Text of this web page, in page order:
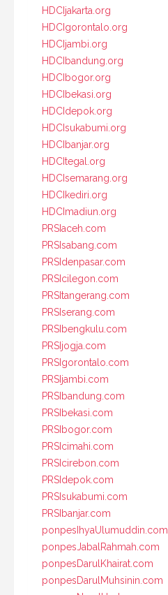
HDCIjakarta.org
HDCIgorontalo.org
HDCIjambi.org
HDCIbandung.org
HDCIbogor.org
HDCIbekasi.org
HDCIdepok.org
HDCIsukabumi.org
HDCIbanjar.org
HDCItegal.org
HDCIsemarang.org
HDCIkediri.org
HDCImadiun.org
PRSIaceh.com
PRSIsabang.com
PRSIdenpasar.com
PRSIcilegon.com
PRSItangerang.com
PRSIserang.com
PRSIbengkulu.com
PRSIjogja.com
PRSIgorontalo.com
PRSIjambi.com
PRSIbandung.com
PRSIbekasi.com
PRSIbogor.com
PRSIcimahi.com
PRSIcirebon.com
PRSIdepok.com
PRSIsukabumi.com
PRSIbanjar.com
ponpesIhyaUlumuddin.com
ponpesJabalRahmah.com
ponpesDarulKhairat.com
ponpesDarulMuhsinin.com